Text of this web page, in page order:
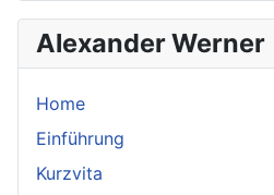
Alexander Werner
Home
Einführung
Kurzvita